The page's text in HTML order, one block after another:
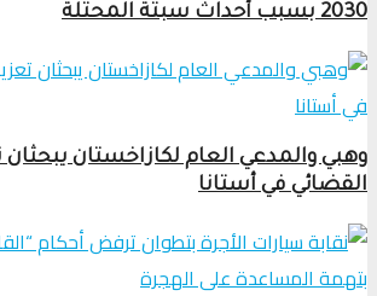
2030 بسبب أحداث سبتة المحتلة
وهبي والمدعي العام لكازاخستان يبحثان
القضائي في أستانا